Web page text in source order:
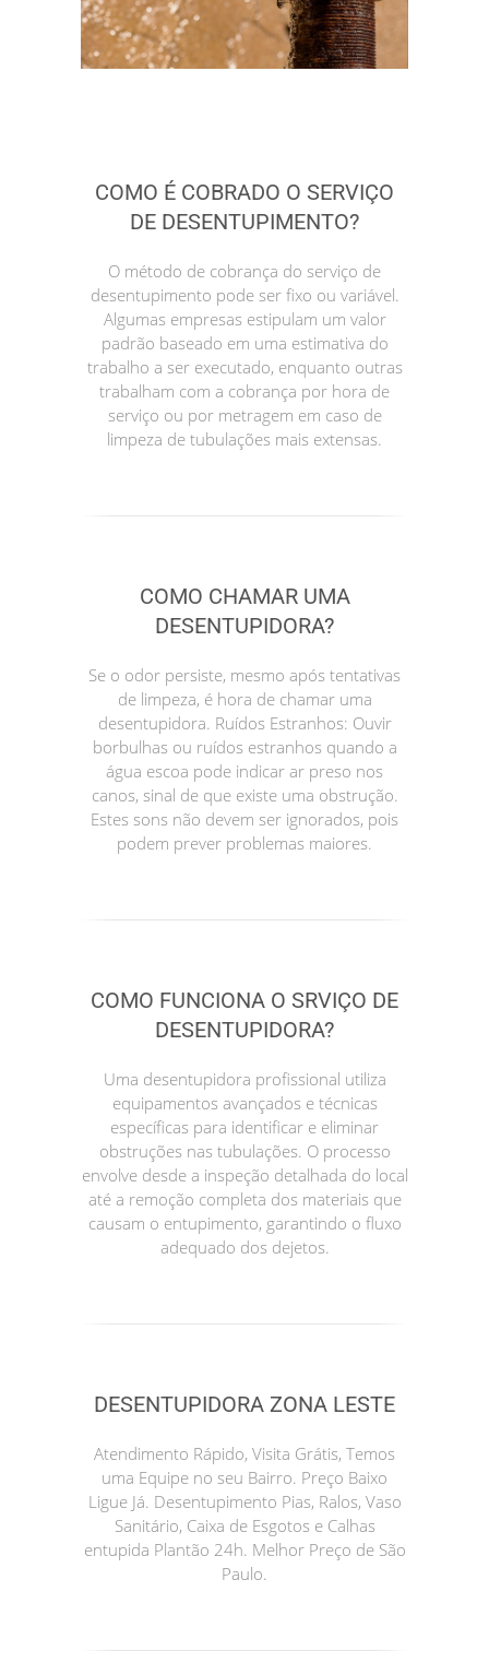
COMO É COBRADO O SERVIÇO
DE DESENTUPIMENTO?
O método de cobrança do serviço de
desentupimento pode ser fixo ou variável.
Algumas empresas estipulam um valor
padrão baseado em uma estimativa do
trabalho a ser executado, enquanto outras
trabalham com a cobrança por hora de
serviço ou por metragem em caso de
limpeza de tubulações mais extensas.
COMO CHAMAR UMA
DESENTUPIDORA?
Se o odor persiste, mesmo após tentativas
de limpeza, é hora de chamar uma
desentupidora. Ruídos Estranhos: Ouvir
borbulhas ou ruídos estranhos quando a
água escoa pode indicar ar preso nos
canos, sinal de que existe uma obstrução.
Estes sons não devem ser ignorados, pois
podem prever problemas maiores.
COMO FUNCIONA O SRVIÇO DE
DESENTUPIDORA?
Uma desentupidora profissional utiliza
equipamentos avançados e técnicas
específicas para identificar e eliminar
obstruções nas tubulações. O processo
envolve desde a inspeção detalhada do local
até a remoção completa dos materiais que
causam o entupimento, garantindo o fluxo
adequado dos dejetos.
DESENTUPIDORA ZONA LESTE
Atendimento Rápido, Visita Grátis, Temos
uma Equipe no seu Bairro. Preço Baixo
Ligue Já. Desentupimento Pias, Ralos, Vaso
Sanitário, Caixa de Esgotos e Calhas
entupida Plantão 24h. Melhor Preço de São
Paulo.